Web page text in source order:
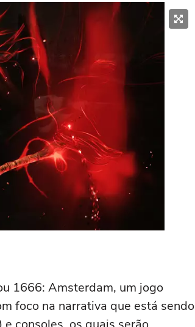
1666: Amsterdam, um jogo
foco na narrativa que está sendo